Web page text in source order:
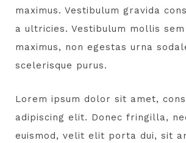
maximus. Vestibulum gravida
a ultricies. Vestibulum mollis
maximus, non egestas urna
scelerisque purus.
Lorem ipsum dolor sit amet,
adipiscing elit. Donec fringilla,
euismod, velit elit porta dui, sit